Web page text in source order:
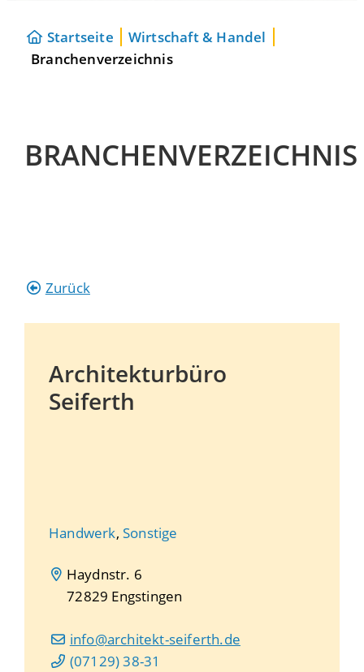
Startseite
Wirtschaft & Handel
Branchenverzeichnis
BRANCHENVERZEICHNIS
Zurück
Architekturbüro
Seiferth
Haydnstr. 6
72829 Engstingen
info@architekt-seiferth.de
(071 29) 38-31
Handwerk,Sonstige